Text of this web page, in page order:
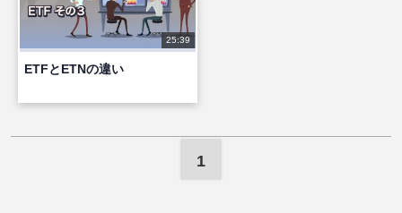
25:39
ETFとETNの違い
1